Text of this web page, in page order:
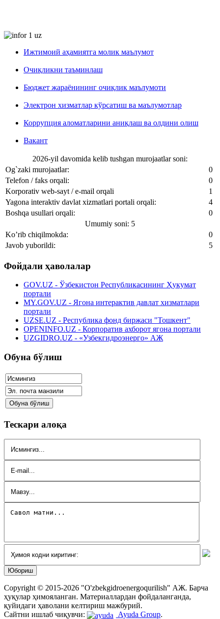
Ижтимоий аҳамиятга молик маълумот
Очиқликни таъминлаш
Бюджет жараёнининг очиқлик маълумоти
Электрон хизматлар кўрсатиш ва маълумотлар
Коррупция аломатларини аниқлаш ва олдини олиш
Вакант
2026-yil davomida kelib tushgan murojaatlar soni:
Og`zaki murojaatlar:
0
Telefon / faks orqali:
0
Korporativ web-sayt / e-mail orqali
1
Yagona interaktiv davlat xizmatlari portali orqali:
4
Boshqa usullari orqali:
0
Umumiy soni: 5
Ko’rib chiqilmokda:
0
Javob yuborildi:
5
Фойдали ҳаволалар
GOV.UZ - Ўзбекистон Республикасининг Ҳукумат
портали
MY.GOV.UZ - Ягона интерактив давлат хизматлари
портали
UZSE.UZ - Республика фонд биржаси "Тошкент"
OPENINFO.UZ - Корпоратив ахборот ягона портали
UZGIDRO.UZ - «Узбекгидроэнерго» АЖ
Обуна бўлиш
Тескари алоқа
Copyright © 2015-2026 "O'zbekgidroenergoqurilish" АЖ. Бaрчa
ҳуқулaр ҳимоялaнгaн. Мaтериaллaрдaн фойдaлaнгaндa,
қуйидaги ҳaволaни келтириш мaжбурий.
Сайтни ишлаб чиқувчи:
Ayuda Group.